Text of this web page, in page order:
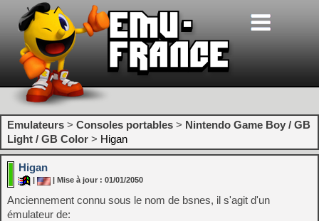
Emulateurs > Consoles portables > Nintendo Game Boy / GB
Light / GB Color > Higan
Higan
| Mise à jour : 01/01/2050
Anciennement connu sous le nom de bsnes, il s'agit d'un
émulateur de: